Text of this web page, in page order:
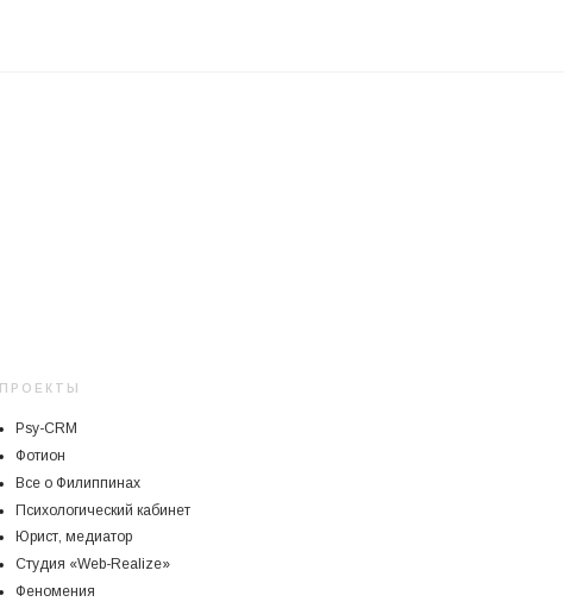
ПРОЕКТЫ
Psy-CRM
Фотион
Все о Филиппинах
Психологический кабинет
Юрист, медиатор
Студия «Web-Realize»
Феномения